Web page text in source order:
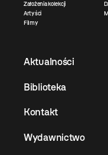
Założenia kolekcji
Artyści
Filmy
Aktualności
Biblioteka
Kontakt
Wydawnictwo